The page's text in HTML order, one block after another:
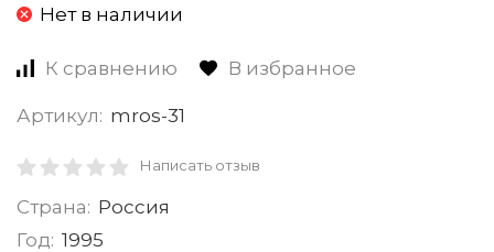
Нет в наличии
К сравнению В избранное
Артикул: mros-31
Написать отзыв
Страна: Россия
Год: 1995